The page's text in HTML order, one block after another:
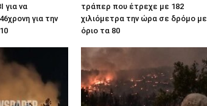
για να
για την
τράπερ που έτρεχε με 182
χιλιόμετρα την ώρα σε δρόμο με
όριο τα 80